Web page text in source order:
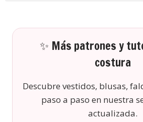
✨ Más patrones y
costura
Descubre vestidos, blusas,
paso a paso en nuestra
actualizada.